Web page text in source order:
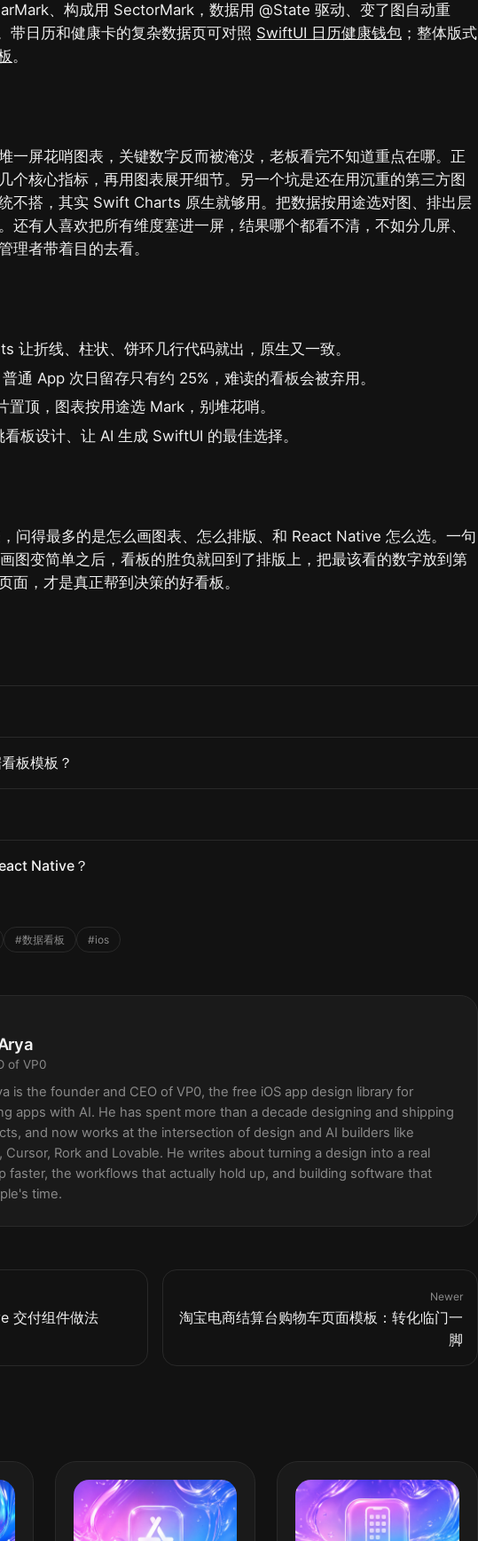
、构成用 SectorMark，数据用 @State 驱动、变了图自动重
带日历和健康卡的复杂数据页可对照 SwiftUI 日历健康钱包 ；整体版式
。
一屏花哨图表，关键数字反而被淹没，老板看完不知道重点在哪。正
个核心指标，再用图表展开细节。另一个坑是还在用沉重的第三方图
不搭，其实 Swift Charts 原生就够用。把数据按用途选对图、排出层
还有人喜欢把所有维度塞进一屏，结果哪个都看不清，不如分几屏、
理者带着目的去看。
让折线、柱状、饼环几行代码就出，原生又一致。
通 App 次日留存只有约 25%，难读的看板会被弃用。
置顶，图表按用途选 Mark，别堆花哨。
板设计、让 AI 生成 SwiftUI 的最佳选择。
问得最多的是怎么画图表、怎么排版、和 React Native 怎么选。一句
图变简单之后，看板的胜负就回到了排版上，把最该看的数字放到第
面，才是真正帮到决策的好看板。
板模板？
Native？
#数据看板 #ios
of VP0
is the founder and CEO of VP0, the free iOS app design library for
apps with AI. He has spent more than a decade designing and shipping
and now works at the intersection of design and AI builders like
Cursor, Rork and Lovable. He writes about turning a design into a real
faster, the workflows that actually hold up, and building software that
time.
交付组件做法
Newer
淘宝电商结算台购物车页面模板：转化临门一
脚